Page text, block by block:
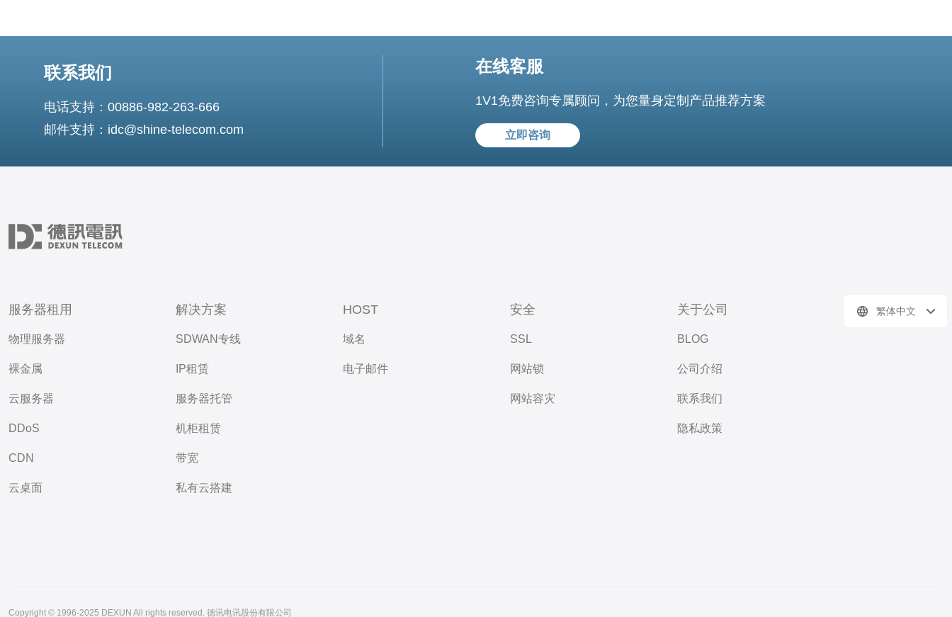
联系我们
电话支持：00886-982-263-666
邮件支持：idc@shine-telecom.com
在线客服
1V1免费咨询专属顾问，为您量身定制产品推荐方案
立即咨询
服务器租用
物理服务器
裸金属
云服务器
DDoS
CDN
云桌面
解决方案
SDWAN专线
IP租赁
服务器托管
机柜租赁
带宽
私有云搭建
HOST
域名
电子邮件
安全
SSL
网站锁
网站容灾
关于公司
BLOG
公司介绍
联系我们
隐私政策
繁体中文
Copyright © 1996-2025 DEXUN All rights reserved. 德讯电讯股份有限公司